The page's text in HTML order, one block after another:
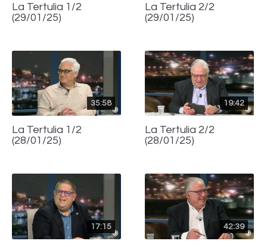
La Tertulia 1/2
(29/01/25)
La Tertulia 2/2
(29/01/25)
35:58
La Tertulia 1/2
(28/01/25)
19:42
La Tertulia 2/2
(28/01/25)
17:15 42:39